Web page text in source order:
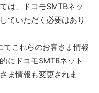
は、ドコモSMTBネッ
ていただく必要はあり
てこれらのお客さま情報
にドコモSMTBネット
ま情報も変更されま